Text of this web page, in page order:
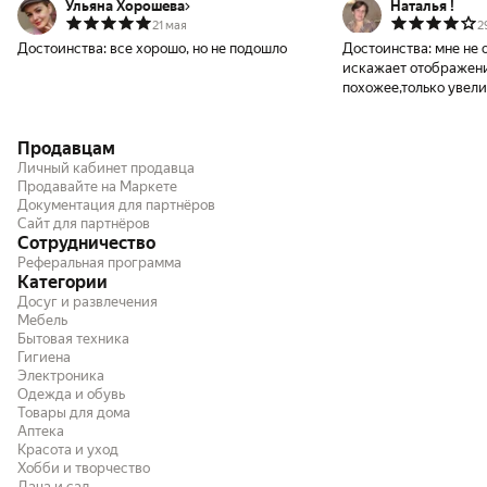
Ульяна Хорошева
21 мая
Достоинства: все хорошо, но не подошло
Наталья !
Достоинства: мне не
искажает
похожее,только
Продавцам
Личный кабинет продавца
Продавайте на Маркете
Документация для партнёров
Сайт для партнёров
Сотрудничество
Реферальная программа
Категории
Досуг и развлечения
Мебель
Бытовая техника
Гигиена
Электроника
Одежда и обувь
Товары для дома
Аптека
Красота и уход
Хобби и творчество